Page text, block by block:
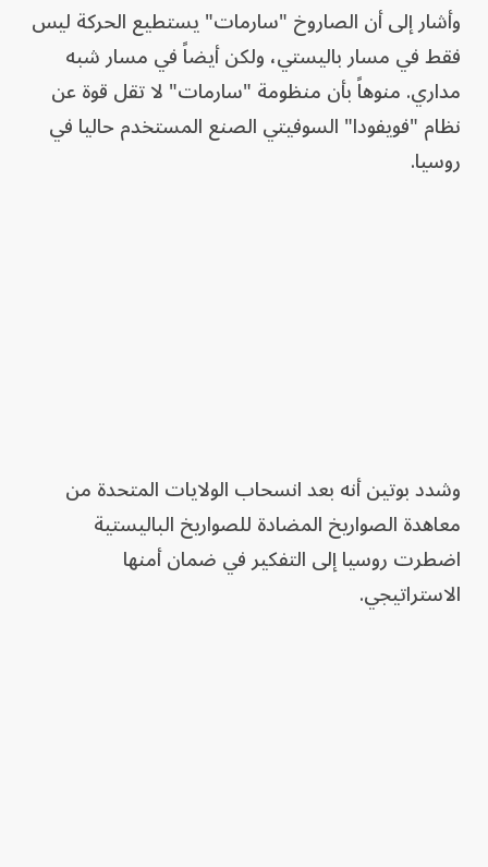
وأشار إلى أن الصاروخ "سارمات" يستطيع الحركة ليس
فقط في مسار باليستي، ولكن أيضاً في مسار شبه
مداري. منوهاً بأن منظومة "سارمات" لا تقل قوة عن
نظام "فويفودا" السوفيتي الصنع المستخدم حاليا في
روسيا.
وشدد بوتين أنه بعد انسحاب الولايات المتحدة من
معاهدة الصواريخ المضادة للصواريخ الباليستية
اضطرت روسيا إلى التفكير في ضمان أمنها
الاستراتيجي.